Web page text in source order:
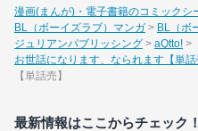
漫画(まんが)・電子書籍のコミックシ
BL（ボーイズラブ）マンガ
BL（ボ
ジュリアンパブリッシング
aQtto!
お世話になります、なられます【単話
【単話売】
最新情報はここからチェック！